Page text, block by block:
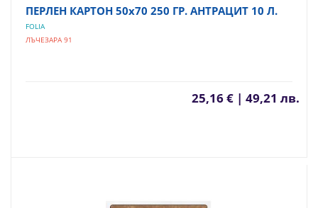
ПЕРЛЕН КАРТОН 50х70 250 ГР. АНТРАЦИТ 10 Л.
FOLIA
ЛЪЧЕЗАРА 91
25,16 € | 49,21 лв.